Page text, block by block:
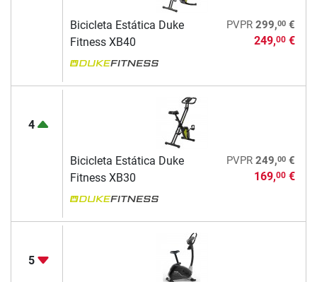
Bicicleta Estática Duke
Fitness XB40
PVPR 299,00€
249,00€
4
Bicicleta Estática Duke
Fitness XB30
PVPR 249,00€
169,00€
5